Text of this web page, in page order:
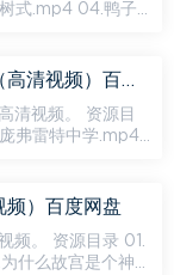
式.mp4 04.鸭子
芝麻学社漫游世界之美国高中（完结）（高清视频）百度网盘
清视频。 资源目
弗雷特中学.mp4
频）百度网盘
频。 资源目录 01.
什么故宫是个神